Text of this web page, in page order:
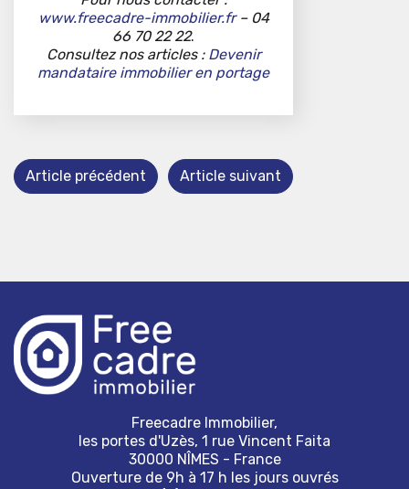
www.freecadre-immobilier.fr– 04
66 70 22 22.
Consultez nos articles : Devenir
mandataire immobilier en portage
Article précédent Article suivant
Freecadre Immobilier,
les portes d'Uzès, 1 rue Vincent Faita
30000 NÎMES - France
Ouverture de 9h à 17 h les jours ouvrés